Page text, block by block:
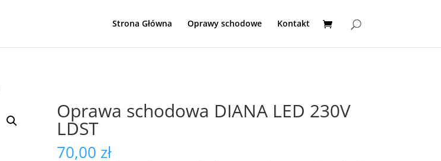
Strona Główna Oprawy schodowe Kontakt
Oprawa schodowa DIANA LED 230V
LDST
70,00 zł